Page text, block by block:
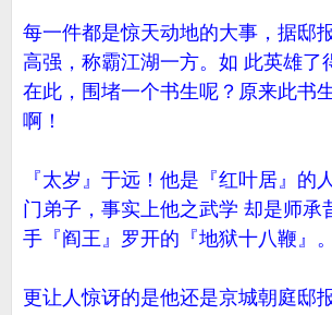
每一件都是惊天动地的大事，据邸
高强，称霸江湖一方。如 此英雄了
在此，围堵一个书生呢？原来此书
啊！
『太岁』于远！他是『红叶居』的
门弟子，事实上他之武学 却是师承
手『阎王』罗开的『地狱十八鞭』。
更让人惊讶的是他还是京城朝庭邸